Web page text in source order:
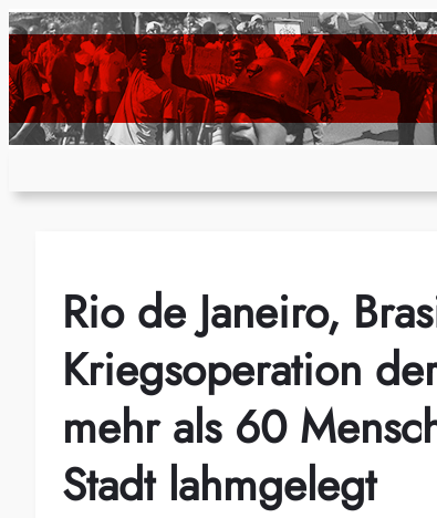
Zum
Inhalt
springen
Rio de Janeiro,
Kriegsoperation
mehr als 60
Stadt lahmgelegt